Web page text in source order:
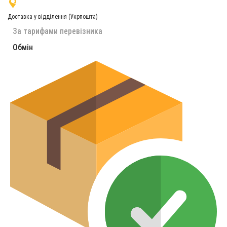
Доставка у відділення (Укрпошта)
За тарифами перевізника
Обмін